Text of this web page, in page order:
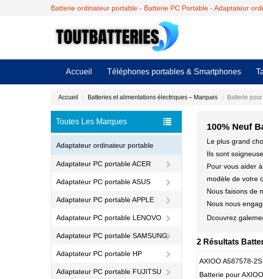
Batterie ordinateur portable - Batterie PC Portable - Adaptateur
Accueil Téléphones portables & Smartphones
Accueil Batteries et alimentations électriques – Marques Batterie
Toutes Les Marques
Adaptateur ordinateur portable
Adaptateur PC portable ACER
Adaptateur PC portable ASUS
Adaptateur PC portable APPLE
Adaptateur PC portable LENOVO
Adaptateur PC portable SAMSUNG
Adaptateur PC portable HP
Adaptateur PC portable FUJITSU
100% Neuf
Le plus grand
Ils sont
Pour vous aider
modèle de votre
Nous faisons de
Nous nous
Dcouvrez
2 Résultats
AXIOO A587578-2S
Batterie pour